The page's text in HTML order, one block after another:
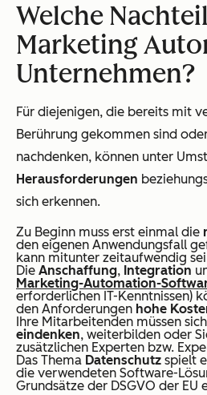
Welche
Marketing
Unternehmen?
Für diejenigen, die bereits mit
Berührung gekommen sind
nachdenken, können unter
Herausforderungen
sich erkennen.
Zu Beginn muss erst einmal die
den eigenen Anwendungsfall
kann mitunter zeitaufwendig
Die Anschaffung, Integration
Marketing-Automation-
erforderlichen IT-Kenntnissen)
den Anforderungen hohe
Ihre Mitarbeitenden müssen sich
eindenken, weiterbilden oder
zusätzlichen Experten bzw.
Das Thema Datenschutz spielt
die verwendeten Software-
Grundsätze der DSGVO der EU